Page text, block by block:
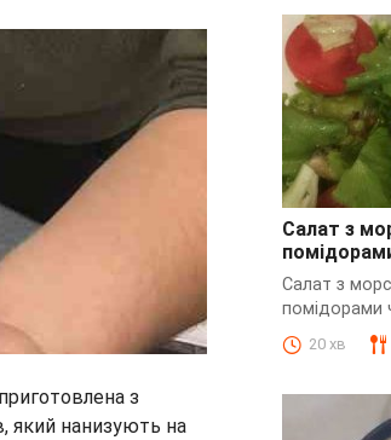
з
який нанизують на
З
Салат з
Салат з
помідорами
20 хв